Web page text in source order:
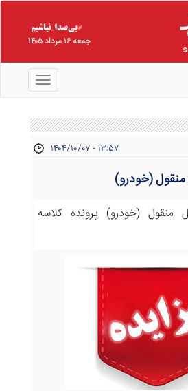
جمعه ۱۶ مرداد ۱۴۰۵
منو
۱۴۰۴/۱۰/۰۷ - ۱۳:۵۷
منقول (خودرو)
منقول (خودرو) پرونده کلاسه